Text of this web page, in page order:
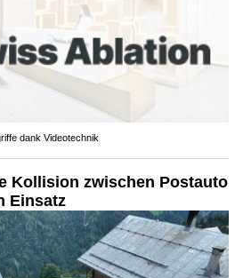
dank Videotechnik
Kollision zwischen Postauto
Einsatz